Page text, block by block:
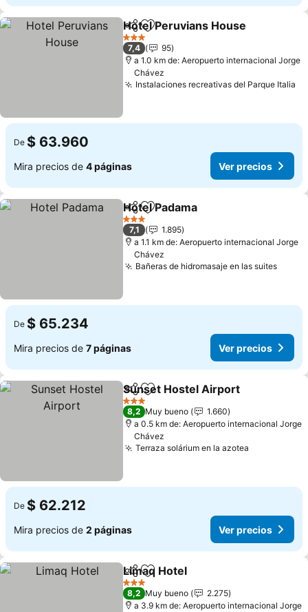
CompartirAgregar a favoritos
Hotel Peruvians House
3 Estrellas
7,4
95
a 1.0 km de: Aeropuerto internacional Jorge
Chávez
Instalaciones recreativas del Parque Italia
De $ 63.960
Mira precios de 4 páginas Ver precios
CompartirAgregar a favoritos
Hotel Padama
3 Estrellas
7,1
1.895
a 1.1 km de: Aeropuerto internacional Jorge
Chávez
Bañeras de hidromasaje en las suites
De $ 65.234
Mira precios de 7 páginas Ver precios
CompartirAgregar a favoritos
Sunset Hostel Airport
3 Estrellas
8,2 Muy bueno
1.660
a 0.5 km de: Aeropuerto internacional Jorge
Chávez
Terraza solárium en la azotea
De $ 62.212
Mira precios de 2 páginas Ver precios
CompartirAgregar a favoritos
Limaq Hotel
3 Estrellas
8,2 Muy bueno
2.275
a 3.9 km de: Aeropuerto internacional Jorge